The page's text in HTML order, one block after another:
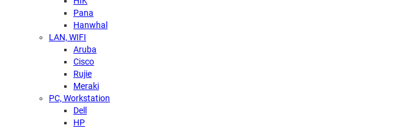
Pana
Hanwhal
LAN, WIFI
Aruba
Cisco
Rujie
Meraki
PC, Workstation
Dell
HP